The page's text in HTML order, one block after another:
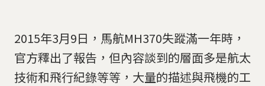
2015年3月9日，馬航MH370失蹤滿一年時，
官方釋出了報告，但內容談到的層面多是航太
技術和飛行紀錄等等，大量的描述與飛機的工